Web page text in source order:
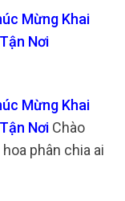
Mừng Khai
Nơi
Mừng Khai
Nơi Chào
phân chia ai